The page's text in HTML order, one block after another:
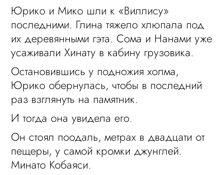
Юрико и Мико шли к «Виллису»
последними. Глина тяжело хлюпала под
их деревянными гэта. Сома и Нанами уже
усаживали Хинату в кабину грузовика.
Остановившись у подножия холма,
Юрико обернулась, чтобы в последний
раз взглянуть на памятник.
И тогда она увидела его.
Он стоял поодаль, метрах в двадцати от
пещеры, у самой кромки джунглей.
Минато Кобаяси.